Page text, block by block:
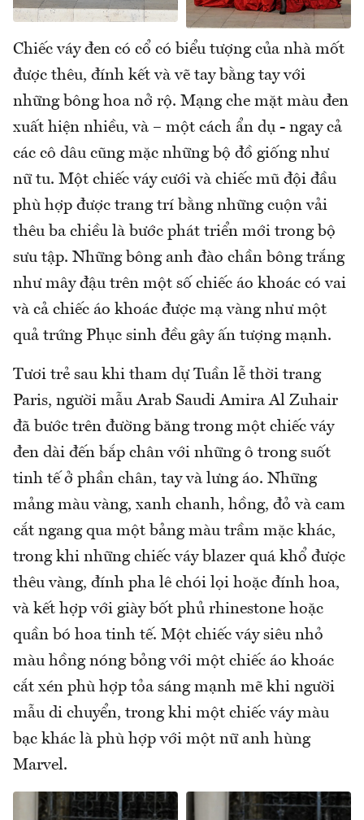
Chiếc váy đen có cổ có biểu tượng của nhà mốt
được thêu, đính kết và vẽ tay bằng tay với
những bông hoa nở rộ. Mạng che mặt màu đen
xuất hiện nhiều, và – một cách ẩn dụ - ngay cả
các cô dâu cũng mặc những bộ đồ giống như
nữ tu. Một chiếc váy cưới và chiếc mũ đội đầu
phù hợp được trang trí bằng những cuộn vải
thêu ba chiều là bước phát triển mới trong bộ
sưu tập. Những bông anh đào chần bông trắng
như mây đậu trên một số chiếc áo khoác có vai
và cả chiếc áo khoác được mạ vàng như một
quả trứng Phục sinh đều gây ấn tượng mạnh.
Tươi trẻ sau khi tham dự Tuần lễ thời trang
Paris, người mẫu Arab Saudi Amira Al Zuhair
đã bước trên đường băng trong một chiếc váy
đen dài đến bắp chân với những ô trong suốt
tinh tế ở phần chân, tay và lưng áo. Những
mảng màu vàng, xanh chanh, hồng, đỏ và cam
cắt ngang qua một bảng màu trầm mặc khác,
trong khi những chiếc váy blazer quá khổ được
thêu vàng, đính pha lê chói lọi hoặc đính hoa,
và kết hợp với giày bốt phủ rhinestone hoặc
quần bó hoa tinh tế. Một chiếc váy siêu nhỏ
màu hồng nóng bỏng với một chiếc áo khoác
cắt xén phù hợp tỏa sáng mạnh mẽ khi người
mẫu di chuyển, trong khi một chiếc váy màu
bạc khác là phù hợp với một nữ anh hùng
Marvel.